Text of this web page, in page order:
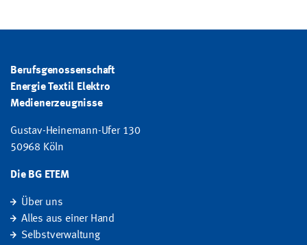
Berufsgenossenschaft
Energie Textil Elektro
Medienerzeugnisse
Gustav-Heinemann-Ufer 130
50968 Köln
Die BG ETEM
Über uns
Alles aus einer Hand
Selbstverwaltung